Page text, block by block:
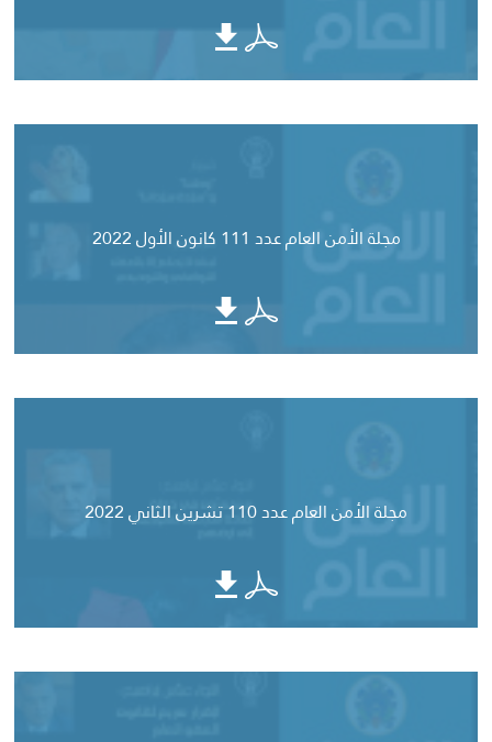
مجلة الأمن العام عدد 111 كانون الأول 2022
مجلة الأمن العام عدد 110 تشرين الثاني 2022